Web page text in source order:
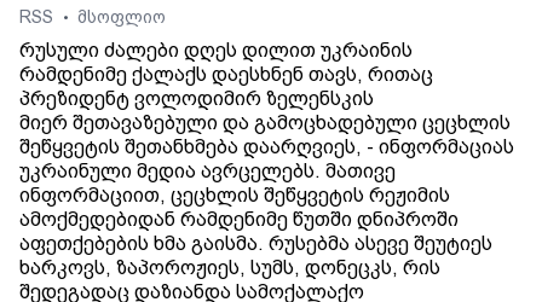
RSS
• მსოფლიო
რუსული ძალები დღეს დილით უკრაინის
რამდენიმე ქალაქს დაესხნენ თავს, რითაც
პრეზიდენტ ვოლოდიმირ ზელენსკის
მიერ შეთავაზებული და გამოცხადებული ცეცხლის
შეწყვეტის შეთანხმება დაარღვიეს, - ინფორმაციას
უკრაინული მედია ავრცელებს. მათივე
ინფორმაციით, ცეცხლის შეწყვეტის რეჟიმის
ამოქმედებიდან რამდენიმე წუთში დნიპროში
აფეთქებების ხმა გაისმა. რუსებმა ასევე შეუტიეს
ხარკოვს, ზაპოროჟიეს, სუმს, დონეცკს, რის
შედეგადაც დაზიანდა სამოქალაქო